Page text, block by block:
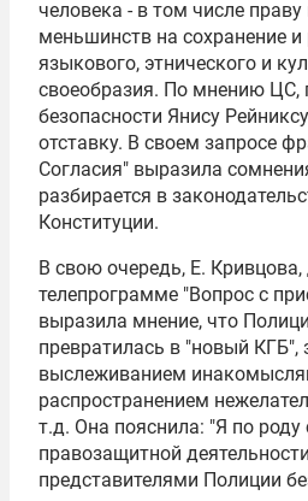
человека - в том числе
меньшинств на сохранение и
языкового, этнического и
своеобразия. По мнению ЦС,
безопасности Янису
отставку. В своем запросе
Согласия" выразила
разбирается в
Конституции.
В свою очередь, Е.
телепрограмме "Вопрос с
выразила мнение, что
превратилась в "новый
выслеживанием
распространением
т.д. Она пояснила: "Я по роду
правозащитной
представителями Полиции